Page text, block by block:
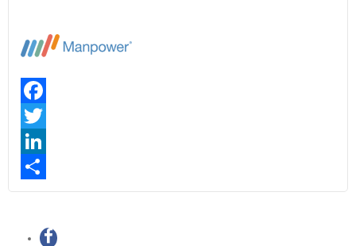
Facebook
Twitter
LinkedIn
Share